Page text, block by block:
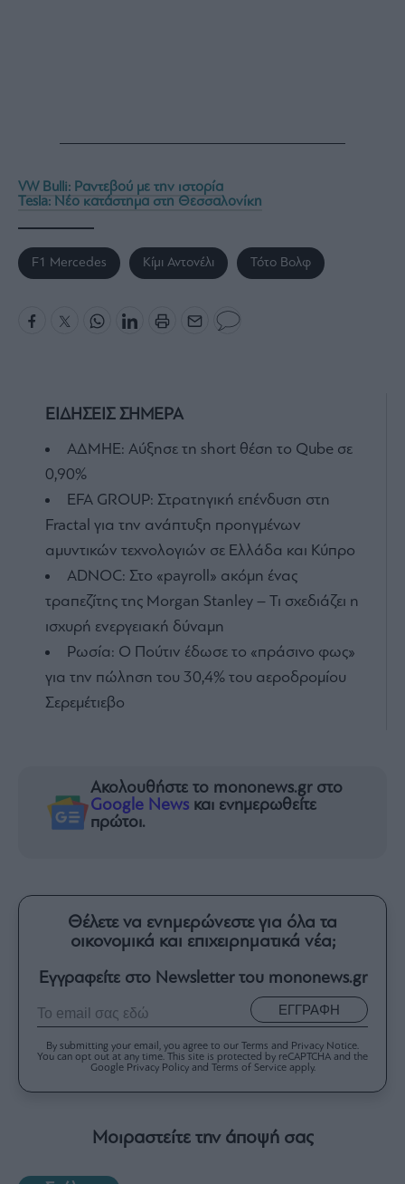
VW Bulli: Ραντεβού με την ιστορία
Tesla: Νέο κατάστημα στη Θεσσαλονίκη
F1 Mercedes Κίμι Αντονέλι Τότο Βολφ
ΕΙΔΗΣΕΙΣ ΣΗΜΕΡΑ
ΑΔΜΗΕ: Αύξησε τη short θέση το Qube σε
0,90%
EFA GROUP: Στρατηγική επένδυση στη
Fractal για την ανάπτυξη προηγμένων
αμυντικών τεχνολογιών σε Ελλάδα και Κύπρο
ADNOC: Στο «payroll» ακόμη ένας
τραπεζίτης της Morgan Stanley – Τι σχεδιάζει η
ισχυρή ενεργειακή δύναμη
Ρωσία: Ο Πούτιν έδωσε το «πράσινο φως»
για την πώληση του 30,4% του αεροδρομίου
Σερεμέτιεβο
Ακολουθήστε το mononews.gr στο
Google News και ενημερωθείτε
πρώτοι.
Θέλετε να ενημερώνεστε για όλα τα
οικονομικά και επιχειρηματικά νέα;
Εγγραφείτε στο Newsletter του mononews.gr
ΕΓΓΡΑΦΗ
By submitting your email, you agree to our Terms and Privacy Notice.
You can opt out at any time. This site is protected by reCAPTCHA and the
Google Privacy Policy and Terms of Service apply.
Μοιραστείτε την άποψή σας